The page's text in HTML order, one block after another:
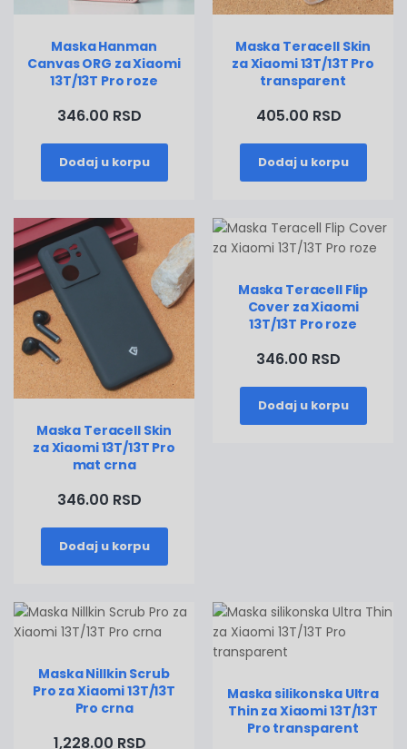
Maska Hanman
Canvas ORG za Xiaomi
13T/13T Pro roze
346.00 RSD
Dodaj u korpu
Maska Teracell Skin
za Xiaomi 13T/13T Pro
transparent
405.00 RSD
Dodaj u korpu
Maska Teracell Skin
za Xiaomi 13T/13T Pro
mat crna
346.00 RSD
Dodaj u korpu
Maska Teracell Flip
Cover za Xiaomi
13T/13T Pro roze
346.00 RSD
Dodaj u korpu
Maska Nillkin Scrub
Pro za Xiaomi 13T/13T
Pro crna
1,228.00 RSD
Maska silikonska Ultra
Thin za Xiaomi 13T/13T
Pro transparent